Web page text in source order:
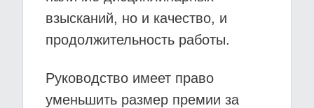
взысканий, но и качество, и
продолжительность работы.
Руководство имеет право
уменьшить размер премии за